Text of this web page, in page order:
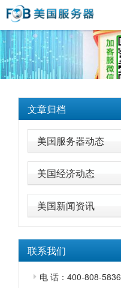
文章归档
美国服务器动态
美国经济动态
美国新闻资讯
联系我们
电 话：400-808-5836